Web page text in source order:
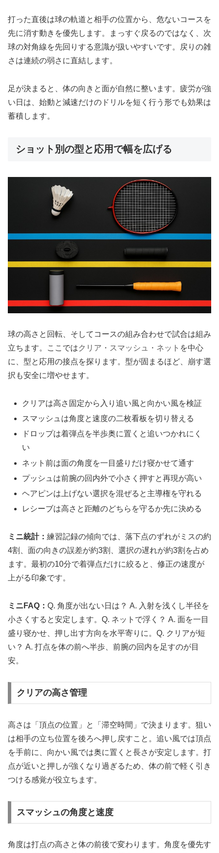
打った直後は球の軌道と相手の位置から、危ないコースを
先に消す動きを優先します。まっすぐ戻るのではなく、次
球の対角線を先回りする意識が扱いやすいです。戻りの雑
さは連続の弱さに直結します。
足が決まると、体の向きと面が自然に整います。疲労が強
い日は、始動と減速だけのドリルを短く行う形でも効果は
蓄積します。
ショット別の型と応用で幅を広げる
球の高さと回転、そしてコースの組み合わせで試合は組み
立ちます。ここではクリア・スマッシュ・ネット を中心
に、型と応用の接点を探ります。型が固まるほど、崩す選
択も安全に増やせます。
クリアは高さ固定から入り追い風と向かい風を検証
スマッシュは角度と速度の二枚看板を切り替える
ドロップは着弾点を半歩奥に置くと追いつかれにく
い
ネット前は面の角度を一目盛りだけ寝かせて通す
プッシュは前腕の回内外で小さく押すと再現が高い
ヘアピンは上げない選択を混ぜると主導権を守れる
レシーブは高さと距離のどちらを守るか先に決める
ミニ統計： 練習記録の傾向では、落下点のずれがミスの約
4割、面の向きの誤差が約3割、選択の遅れが約3割を占め
ます。最初の10分で着弾点だけに絞ると、修正の速度が
上がる印象です。
ミニFAQ： Q. 角度が出ない日は？ A. 入射を浅くし半径を
小さくすると安定します。Q. ネットで浮く？ A. 面を一目
盛り寝かせ、押し出す方向を水平寄りに。Q. クリアが短
い？ A. 打点を体の前へ半歩、前腕の回内を足すのが目
安。
クリアの高さ管理
高さは「頂点の位置」と「滞空時間」で決まります。狙い
は相手の立ち位置を後ろへ押し戻すこと。追い風では頂点
を手前に、向かい風では奥に置くと長さが安定します。打
点が近いと押しが強くなり過ぎるため、体の前で軽く引き
つける感覚が役立ちます。
スマッシュの角度と速度
角度は打点の高さと体の前後で変わります。角度を優先す